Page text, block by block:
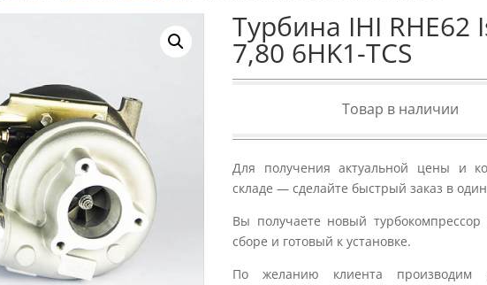
Турбина IHI RHE62
7,80 6HK1-TCS
Товар в наличии
Для получения актуальной цены и
складе — сделайте быстрый заказ в
Вы получаете новый
сборе и готовый к установке.
По желанию клиента производим